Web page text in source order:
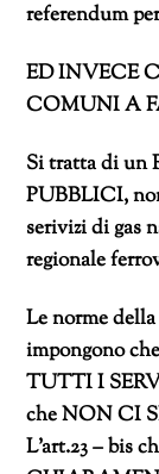
referendum
ED INVECE
COMUNI A
Si tratta di un
PUBBLICI,
serivizi di gas
regionale
Le norme
impongono
TUTTI I
che NON CI
L’art.23 – bis